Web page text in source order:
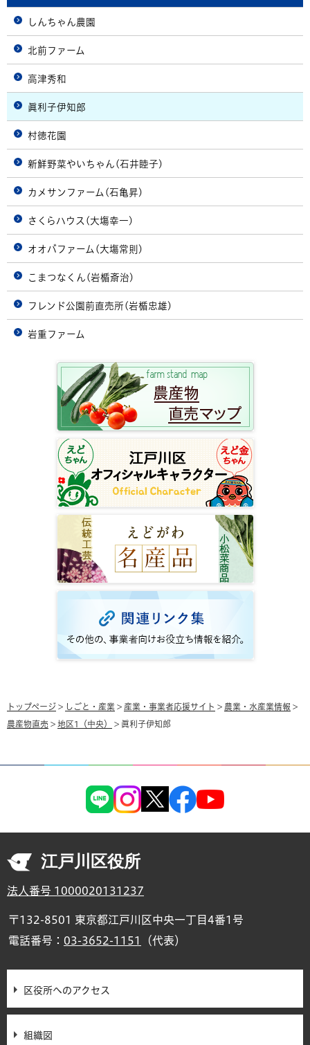
しんちゃん農園
北前ファーム
高津秀和
眞利子伊知郎
村徳花園
新鮮野菜やいちゃん(石井睦子)
カメサンファーム(石亀昇)
さくらハウス(大塲幸一)
オオバファーム(大塲常則)
こまつなくん(岩楯斎治)
フレンド公園前直売所(岩楯忠雄)
岩重ファーム
トップページ > しごと・産業 > 産業・事業者応援サイト > 農業・水産業情報 >
農産物直売 > 地区1（中央） > 眞利子伊知郎
江戸川区役所
法人番号 1000020131237
〒132-8501 東京都江戸川区中央一丁目4番1号
電話番号： 03-3652-1151 （代表）
区役所へのアクセス
組織図